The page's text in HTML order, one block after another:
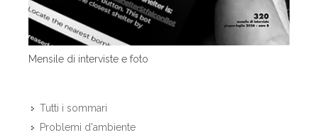
Mensile di interviste e foto
Tutti i sommari
Problemi d'ambiente